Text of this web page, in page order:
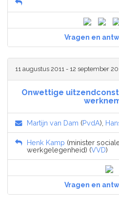
Vragen en
11 augustus 2011 - 12 september
Onwettige
Martijn van Dam (PvdA),
Henk Kamp (minister
werkgelegenheid) (VVD)
Vragen en